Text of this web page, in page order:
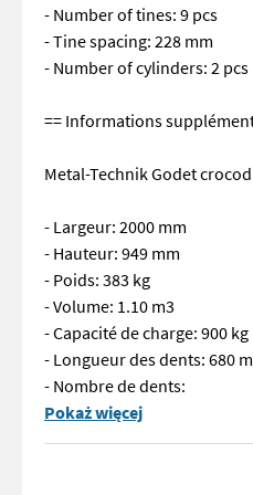
- Number of tines: 9 pcs
- Tine spacing: 228 mm
- Number of cylinders: 2 pcs
== Informations
Metal-Technik Godet
- Largeur: 2000 mm
- Hauteur: 949 mm
- Poids: 383 kg
- Volume: 1.10 m3
- Capacité de charge: 900 kg
- Longueur des dents: 680
- Nombre de dents:
== Weitere Informationen
Pokaż więcej